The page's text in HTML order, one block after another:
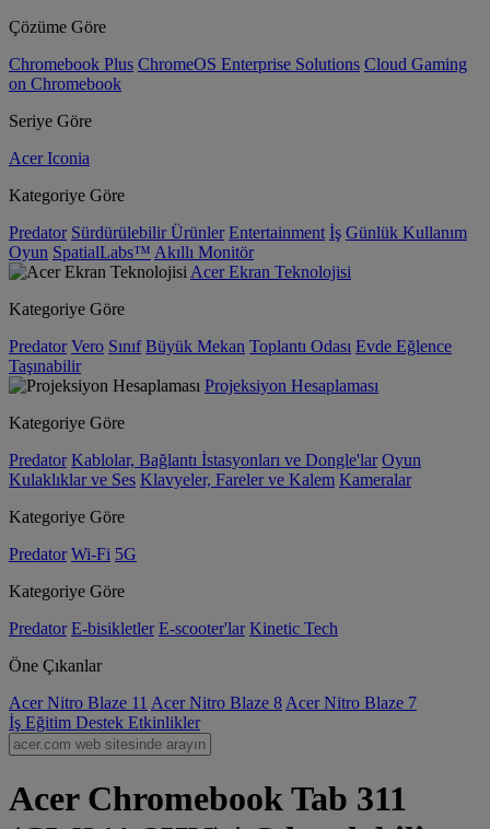
Çözüme Göre
Chromebook Plus ChromeOS Enterprise Solutions Cloud Gaming
on Chromebook
Seriye Göre
Acer Iconia
Kategoriye Göre
Predator Sürdürülebilir Ürünler Entertainment İş Günlük Kullanım
Oyun SpatialLabs™ Akıllı Monitör
Acer Ekran Teknolojisi
Kategoriye Göre
Predator Vero Sınıf Büyük Mekan Toplantı Odası Evde Eğlence
Taşınabilir
Projeksiyon Hesaplaması
Kategoriye Göre
Predator Kablolar, Bağlantı İstasyonları ve Dongle'lar Oyun
Kulaklıklar ve Ses Klavyeler, Fareler ve Kalem Kameralar
Kategoriye Göre
Predator Wi-Fi 5G
Kategoriye Göre
Predator E-bisikletler E-scooter'lar Kinetic Tech
Öne Çıkanlar
Acer Nitro Blaze 11 Acer Nitro Blaze 8 Acer Nitro Blaze 7
İş Eğitim Destek Etkinlikler
Acer Chromebook Tab 311